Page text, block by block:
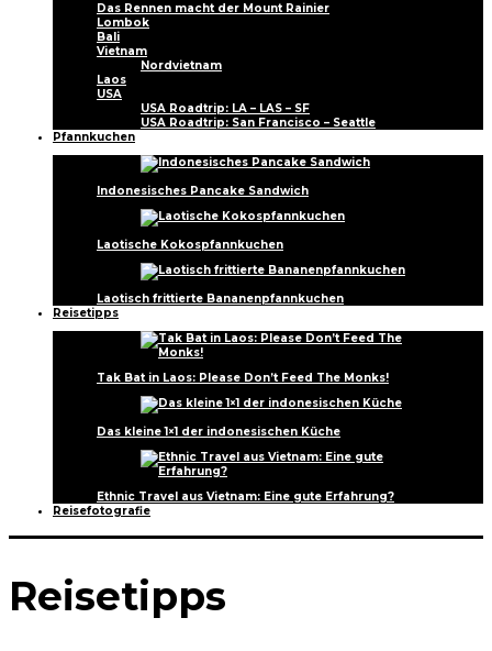
Das Rennen macht der Mount Rainier
Lombok
Bali
Vietnam
Nordvietnam
Laos
USA
USA Roadtrip: LA – LAS – SF
USA Roadtrip: San Francisco – Seattle
Pfannkuchen
Indonesisches Pancake Sandwich
Laotische Kokospfannkuchen
Laotisch frittierte Bananenpfannkuchen
Reisetipps
Tak Bat in Laos: Please Don’t Feed The Monks!
Das kleine 1×1 der indonesischen Küche
Ethnic Travel aus Vietnam: Eine gute Erfahrung?
Reisefotografie
Reisetipps